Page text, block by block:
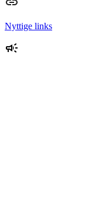
Nyttige links